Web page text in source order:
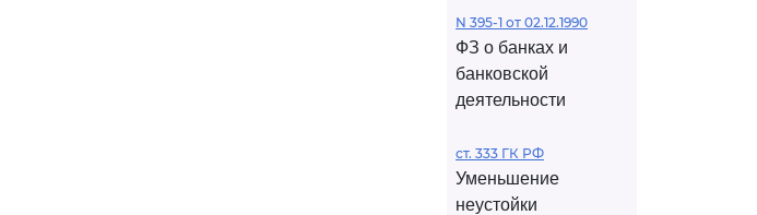
N 395-1 от 02.12.1990
ФЗ о банках и
банковской
деятельности
ст. 333 ГК РФ
Уменьшение
неустойки